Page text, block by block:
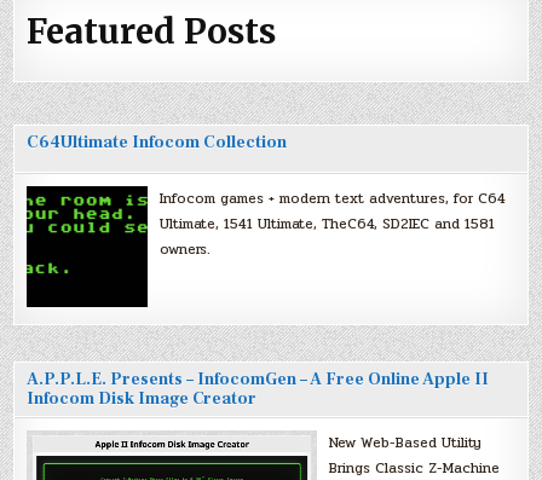
Featured Posts
C64Ultimate Infocom Collection
Infocom games + modern text adventures, for C64
Ultimate, 1541 Ultimate, TheC64, SD2IEC and 1581
owners.
A.P.P.L.E. Presents – InfocomGen – A Free Online Apple II
Infocom Disk Image Creator
New Web-Based Utility
Brings Classic Z-Machine